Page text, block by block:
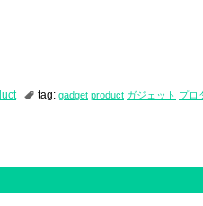
tag: gadget product ガジェット プロ